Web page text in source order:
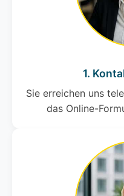
1.
Sie erreichen uns
das Online-